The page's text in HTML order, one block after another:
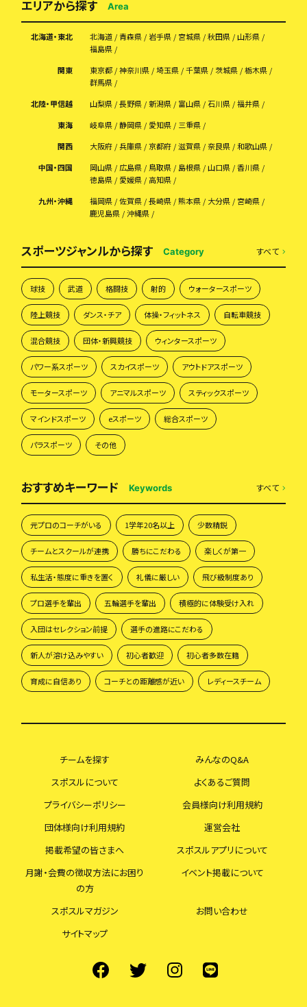
エリアから探す Area
北海道・東北 北海道 青森県 岩手県 宮城県 秋田県
山形県
福島県
関東
東京都 神奈川県 埼玉県 千葉県 茨城県
栃木県
群馬県
北陸・甲信越
山梨県 長野県 新潟県 富山県 石川県
福井県
東海
岐阜県 静岡県 愛知県
三重県
関西
大阪府 兵庫県 京都府 滋賀県 奈良県
和歌山県
中国・四国
岡山県 広島県 鳥取県 島根県 山口県
香川県
徳島県
愛媛県
高知県
九州・沖縄
福岡県 佐賀県 長崎県 熊本県 大分県
宮崎県
鹿児島県
沖縄県
スポーツジャンルから探す Category すべて
球技 武道 格闘技 射的 ウォータースポーツ
陸上競技 ダンス・チア 体操・フィットネス 自転車競技
混合競技 団体・新興競技 ウィンタースポーツ
パワー系スポーツ スカイスポーツ アウトドアスポーツ
モータースポーツ アニマルスポーツ スティックスポーツ
マインドスポーツ eスポーツ 総合スポーツ
パラスポーツ その他
おすすめキーワード Keywords すべて
元プロのコーチがいる 1学年20名以上 少数精鋭
チームとスクールが連携 勝ちにこだわる 楽しくが第一
私生活・態度に重きを置く 礼儀に厳しい 飛び級制度あり
プロ選手を輩出 五輪選手を輩出 積極的に体験受け入れ
入団はセレクション前提 選手の進路にこだわる
新人が溶け込みやすい 初心者歓迎 初心者多数在籍
育成に自信あり コーチとの距離感が近い レディースチーム
チームを探す
みんなのQ&A
スポスルについて
よくあるご質問
プライバシーポリシー
会員様向け利用規約
団体様向け利用規約
運営会社
掲載希望の皆さまへ
スポスルアプリについて
月謝・会費の徴収方法にお困り
の方
イベント掲載について
スポスルマガジン
お問い合わせ
サイトマップ